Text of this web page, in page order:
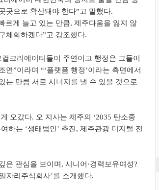
곳으로 확산돼야 한다”고 말했다.
르게 늘고 있는 만큼, 제주다움을 잃지 않
체화하겠다”고 강조했다.
컬크리에이터들이 주연이고 행정은 그들이
연”이라며 “‘플랫폼 행정’이라는 측면에서
는 만큼 서로 시너지를 낼 수 있을 것으로
오갔다. 오 지사는 제주의 ‘2035 탄소중
하는 ‘생태법인 ’ 추진 , 제주관광 디지털 전
은 관심을 보이며 , 시니어 ·경력보유여성?
자리주식회사’를 소개했다.